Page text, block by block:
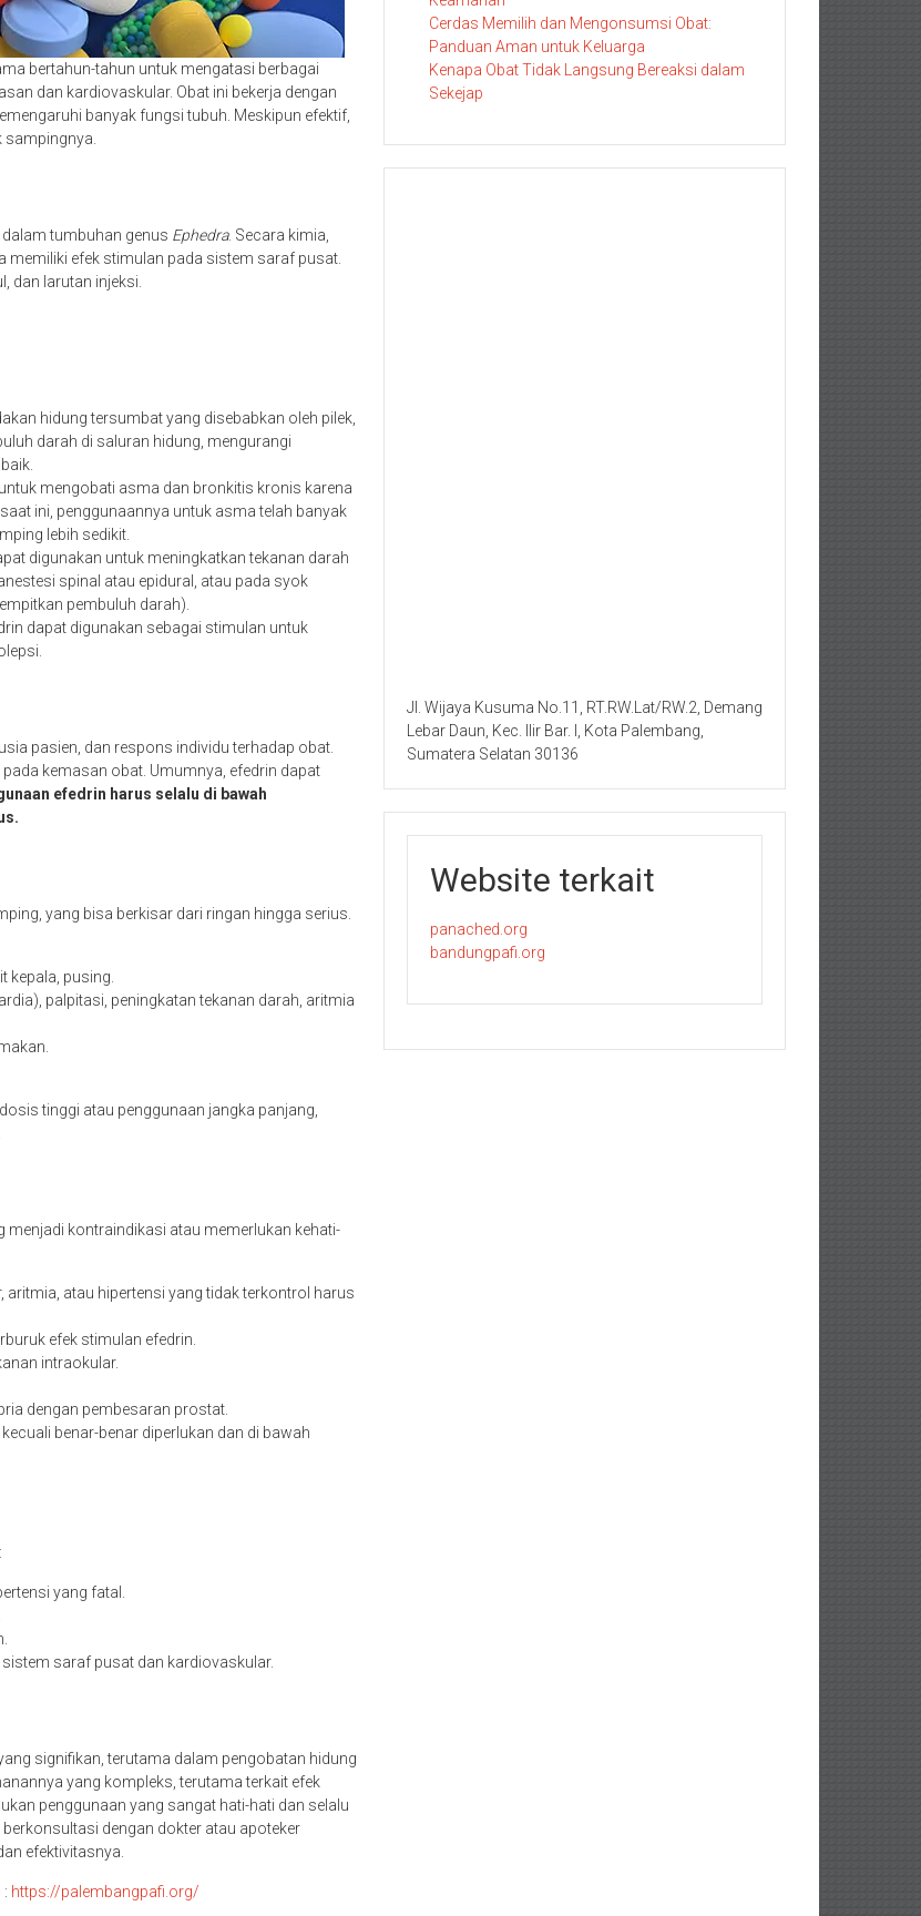
bertahun-tahun untuk mengatasi berbagai
dan kardiovaskular. Obat ini bekerja dengan
banyak fungsi tubuh. Meskipun efektif,
sampingnya.
tumbuhan genus Ephedra. Secara kimia,
memiliki efek stimulan pada sistem saraf pusat.
dan larutan injeksi.
hidung tersumbat yang disebabkan oleh pilek,
darah di saluran hidung, mengurangi
mengobati asma dan bronkitis kronis karena
ini, penggunaannya untuk asma telah banyak
lebih sedikit.
digunakan untuk meningkatkan tekanan darah
spinal atau epidural, atau pada syok
pembuluh darah).
dapat digunakan sebagai stimulan untuk
pasien, dan respons individu terhadap obat.
kemasan obat. Umumnya, efedrin dapat
efedrin harus selalu di bawah
yang bisa berkisar dari ringan hingga serius.
kepala, pusing.
palpitasi, peningkatan tekanan darah, aritmia
tinggi atau penggunaan jangka panjang,
kontraindikasi atau memerlukan kehati-
aritmia, atau hipertensi yang tidak terkontrol harus
efek stimulan efedrin.
intraokular.
dengan pembesaran prostat.
benar-benar diperlukan dan di bawah
yang fatal.
saraf pusat dan kardiovaskular.
signifikan, terutama dalam pengobatan hidung
yang kompleks, terutama terkait efek
penggunaan yang sangat hati-hati dan selalu
dengan dokter atau apoteker
efektivitasnya.
https://palembangpafi.org/
Cerdas Memilih dan Mengonsumsi Obat:
Panduan Aman untuk Keluarga
Kenapa Obat Tidak Langsung Bereaksi dalam
Sekejap
Jl. Wijaya Kusuma No.11, RT.RW.Lat/RW.2, Demang
Lebar Daun, Kec. Ilir Bar. I, Kota Palembang,
Sumatera Selatan 30136
Website terkait
panached.org
bandungpafi.org